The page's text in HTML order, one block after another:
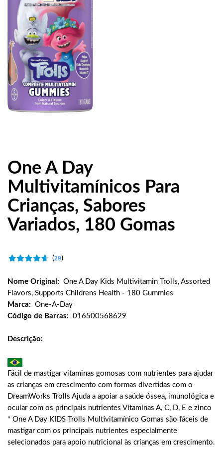
One A Day
Multivitamínicos Para
Crianças, Sabores
Variados, 180 Gomas
(29)
Nome Original: One A Day Kids Multivitamin Trolls, Assorted
Flavors, Supports Childrens Health - 180 Gummies
Marca: One-A-Day
Código de Barras: 016500568629
Descrição:
Fácil de mastigar vitaminas gomosas com nutrientes para ajudar
as crianças em crescimento com formas divertidas com o
DreamWorks Trolls Ajuda a apoiar a saúde óssea, imunológica e
ocular com os principais nutrientes Vitaminas A, C, D, E e zinco
* One A Day KIDS Trolls Multivitamínico Gomas são fáceis de
mastigar com os principais nutrientes especialmente
selecionados para apoio nutricional às crianças em crescimento.